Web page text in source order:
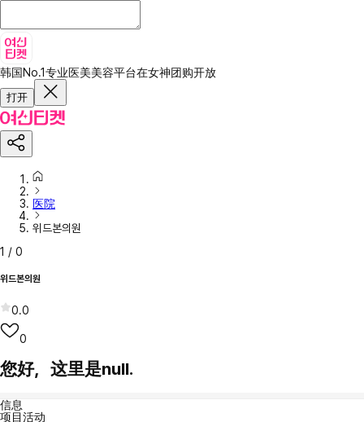
韩国No.1专业医美美容平台在女神团购开放
打开
医院
위드본의원
1 / 0
위드본의원
0.0
0
您好，这里是null.
信息
项目活动